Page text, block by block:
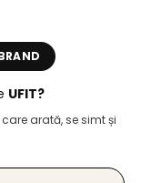
UFIT?
arată, se simt și